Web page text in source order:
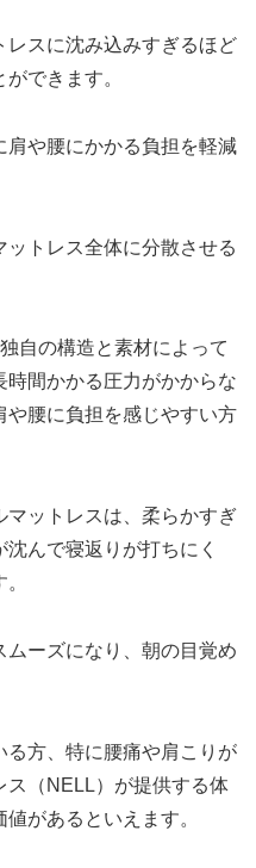
レスに沈み込みすぎるほど
できます。
や腰にかかる負担を軽減
トレス全体に分散させる
自の構造と素材によって
時間かかる圧力がかからな
や腰に負担を感じやすい方
マットレスは、柔らかすぎ
んで寝返りが打ちにく
ムーズになり、朝の目覚め
方、特に腰痛や肩こりが
ス（NELL）が提供する体
があるといえます。